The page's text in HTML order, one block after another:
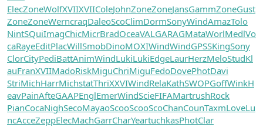
ElecZoneWolfXVIIXVIIColeJohnZoneZoneJansGammZoneGust
ZoneZoneWerncraqDaleoScoClimDormSonyWindAmazTolo
NintSQuiImagChicMicrBradOceaVALGARAGMataWorlMedlVo
caRayeEditPlacWillSmobDinoMOXIWindWindGPSSKingSony
ClorCityPediBattAnimWindLukiLukiEdgeLaurHerzMeloStudKl
auFranXVIIMadoRiskMiguChriMiguFedoDovePhotDavi
StriMichHarrMichstatThriXXVIWindRelaKathSWOPGoffWinkH
eavPainAfteGAAPEnglEmerWindScieFIFAMartrushRock
PianCocaNighSecoMayaoScooScooScoChanCounTaxmLoveLu
ncAcceZeppElecMachGarrCharYeartuchkasPhotClar